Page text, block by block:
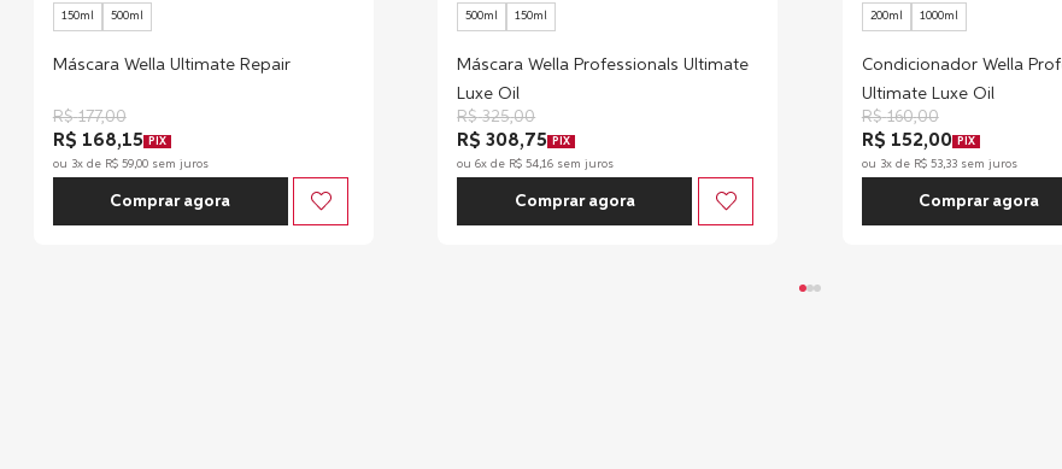
150ml 500ml
Máscara Wella Ultimate Repair
R$ 177,00
R$ 168,15 PIX
ou 3x de R$ 59,00sem juros
Comprar agora
500ml 150ml
Máscara Wella Professionals Ultimate
Luxe Oil
R$ 325,00
R$ 308,75 PIX
ou6x de R$ 54,16 sem juros
Comprar agora
200ml 1000ml
Condicionador Wella
Ultimate Luxe Oil
R$ 160,00
R$ 152,00 PIX
ou 3x de R$ 53,33sem juros
Comprar agora